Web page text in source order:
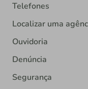
Telefones
Localizar uma
Ouvidoria
Denúncia
Segurança